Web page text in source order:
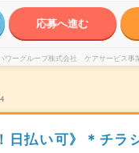
応募へ進む
ワーグループ株式会社 ケアサービス事
日払い可》＊チラ